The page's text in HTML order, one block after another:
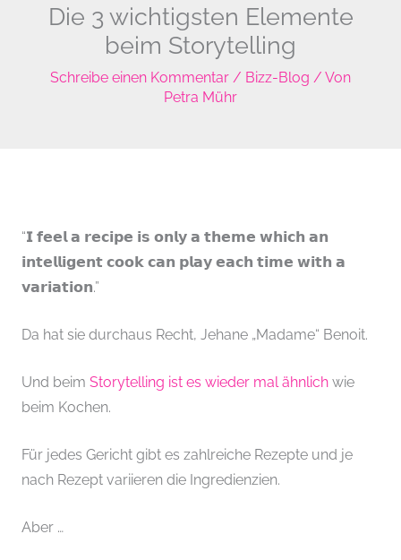
Die 3 wichtigsten Elemente
beim Storytelling
Schreibe einen Kommentar / Bizz-Blog / Von
Petra Mühr
“𝗜 𝗳𝗲𝗲𝗹 𝗮 𝗿𝗲𝗰𝗶𝗽𝗲 𝗶𝘀 𝗼𝗻𝗹𝘆 𝗮 𝘁𝗵𝗲𝗺𝗲 𝘄𝗵𝗶𝗰𝗵 𝗮𝗻
𝗶𝗻𝘁𝗲𝗹𝗹𝗶𝗴𝗲𝗻𝘁 𝗰𝗼𝗼𝗸 𝗰𝗮𝗻 𝗽𝗹𝗮𝘆 𝗲𝗮𝗰𝗵 𝘁𝗶𝗺𝗲 𝘄𝗶𝘁𝗵 𝗮
𝘃𝗮𝗿𝗶𝗮𝘁𝗶𝗼𝗻.”
Da hat sie durchaus Recht, Jehane „Madame“ Benoit.
Und beim Storytelling ist es wieder mal ähnlich wie
beim Kochen.
Für jedes Gericht gibt es zahlreiche Rezepte und je
nach Rezept variieren die Ingredienzien.
Aber …